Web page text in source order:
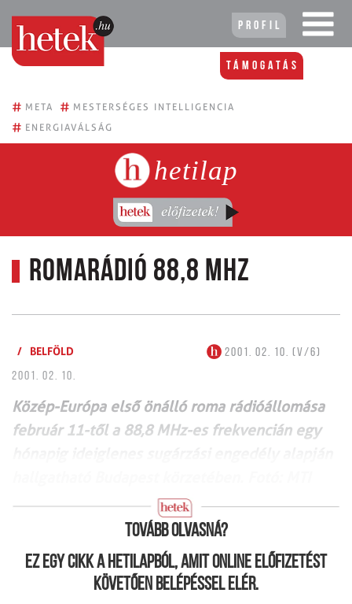
Profil
Támogatás
# META # MESTERSÉGES INTELLIGENCIA
# ENERGIAVÁLSÁG
hetilap
Romarádió 88,8 MHz
/ BELFÖLD
2001. 02. 10. (V/6)
2001. 02. 10.
Közép-Európa első önálló roma rádióállomása
február 11-től a 88,8 MHz-es frekvencián egy
Tovább olvasná?
Ez egy cikk a hetilapból, amit online előfizetést
követően belépéssel elér.